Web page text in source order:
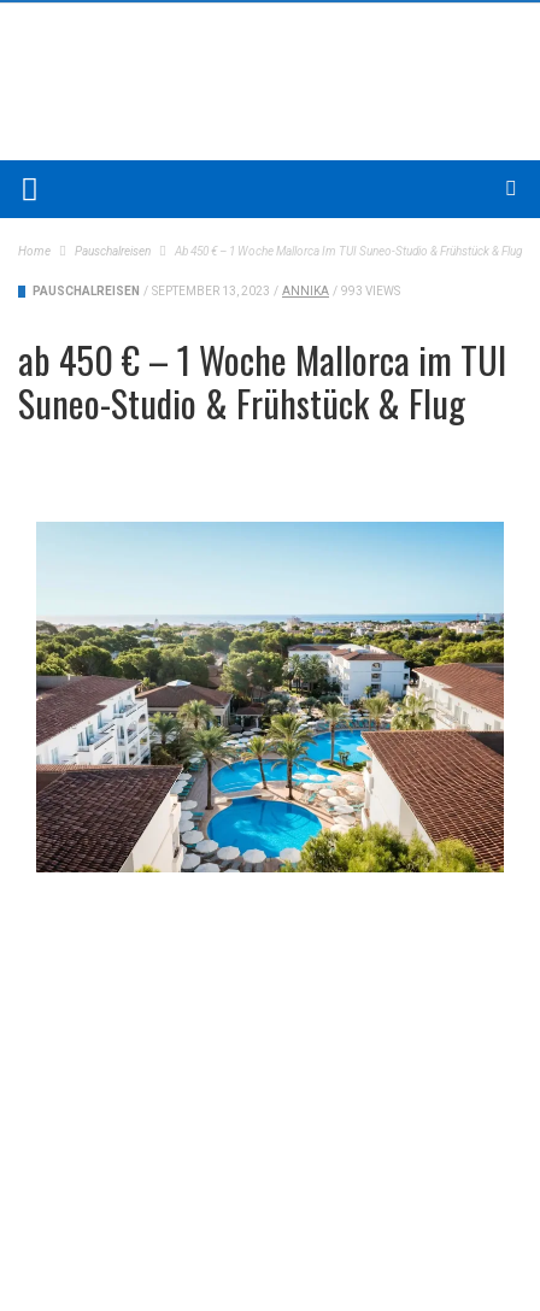
Home Pauschalreisen Ab 450 € – 1 Woche Mallorca Im TUI Suneo-Studio & Frühstück & Flug
PAUSCHALREISEN / SEPTEMBER 13, 2023 / ANNIKA / 993 VIEWS
ab 450 € – 1 Woche Mallorca im TUI
Suneo-Studio & Frühstück & Flug